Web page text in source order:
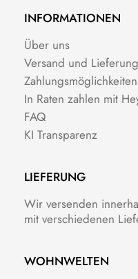
INFORMATIONEN
Über uns
Versand und Lieferung
Zahlungsmöglichkeiten
In Raten zahlen mit
FAQ
KI Transparenz
LIEFERUNG
Wir versenden
mit verschiedenen
WOHNWELTEN